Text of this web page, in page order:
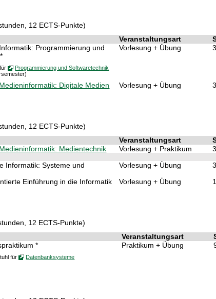
12 ECTS-Punkte)
Veranstaltungsart
Programmierung und
für
Programmierung und Softwaretechnik
Vorlesung + Übung
Digitale Medien Vorlesung + Übung
12 ECTS-Punkte)
Veranstaltungsart
Medientechnik Vorlesung + Praktikum
Informatik: Systeme und
Vorlesung + Übung
Einführung in die Informatik Vorlesung + Übung
12 ECTS-Punkte)
Veranstaltungsart
*
für Datenbanksysteme
Praktikum + Übung